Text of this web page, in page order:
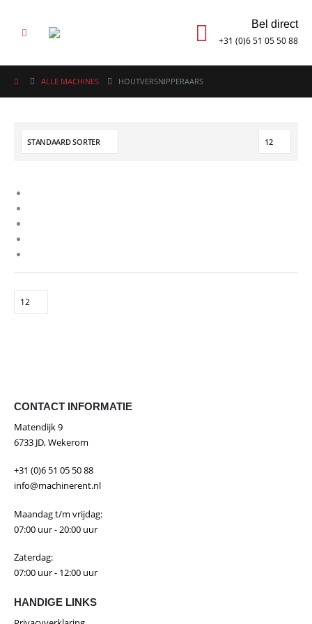
Bel direct
+31 (0)6 51 05 50 88
ALLE MACHINES HOUTVERSNIPPERAARS
CONTACT INFORMATIE
Matendijk 9
6733 JD, Wekerom
+31 (0)6 51 05 50 88
info@machinerent.nl
Maandag t/m vrijdag:
07:00 uur - 20:00 uur
Zaterdag:
07:00 uur - 12:00 uur
HANDIGE LINKS